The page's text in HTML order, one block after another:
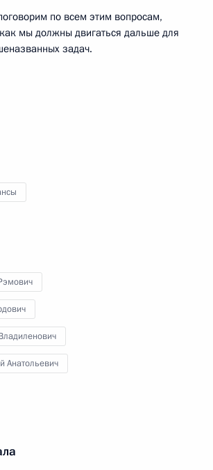
по всем этим вопросам,
мы должны двигаться дальше для
задач.
Анатольевич